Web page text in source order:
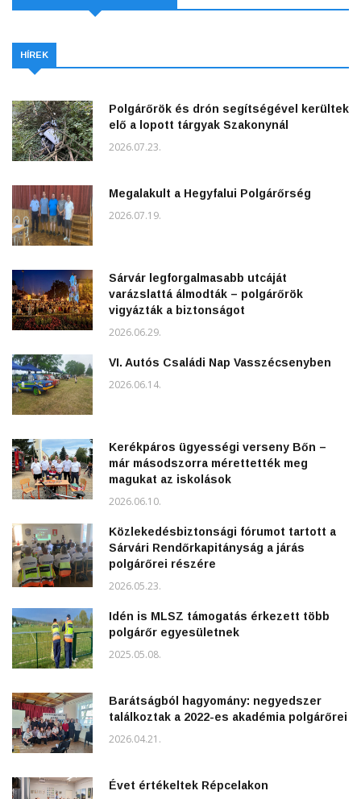
HÍREK
Polgárőrök és drón segítségével kerültek
elő a lopott tárgyak Szakonynál
2026.07.23.
Megalakult a Hegyfalui Polgárőrség
2026.07.19.
Sárvár legforgalmasabb utcáját
varázslattá álmodták – polgárőrök
vigyázták a biztonságot
2026.06.29.
VI. Autós Családi Nap Vasszécsenyben
2026.06.14.
Kerékpáros ügyességi verseny Bőn –
már másodszorra mérettették meg
magukat az iskolások
2026.06.10.
Közlekedésbiztonsági fórumot tartott a
Sárvári Rendőrkapitányság a járás
polgárőrei részére
2026.05.23.
Idén is MLSZ támogatás érkezett több
polgárőr egyesületnek
2025.05.08.
Barátságból hagyomány: negyedszer
találkoztak a 2022-es akadémia polgárőrei
2026.04.21.
Évet értékeltek Répcelakon